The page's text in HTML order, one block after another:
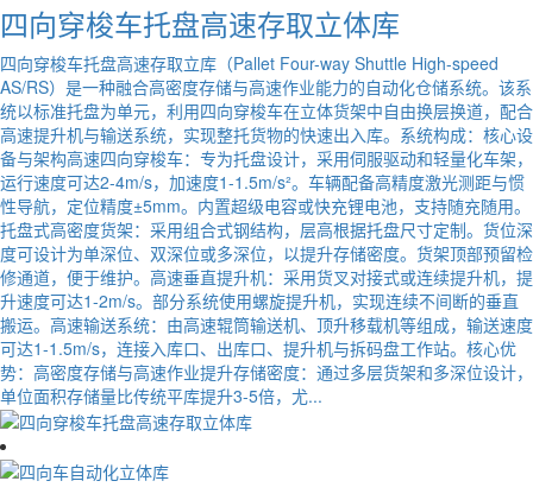
四向穿梭车托盘高速存取立体库
四向穿梭车托盘高速存取立库（Pallet Four-way Shuttle High-speed
AS/RS）是一种融合高密度存储与高速作业能力的自动化仓储系统。该系
统以标准托盘为单元，利用四向穿梭车在立体货架中自由换层换道，配合
高速提升机与输送系统，实现整托货物的快速出入库。系统构成：核心设
备与架构高速四向穿梭车：专为托盘设计，采用伺服驱动和轻量化车架，
运行速度可达2-4m/s，加速度1-1.5m/s²。车辆配备高精度激光测距与惯
性导航，定位精度±5mm。内置超级电容或快充锂电池，支持随充随用。
托盘式高密度货架：采用组合式钢结构，层高根据托盘尺寸定制。货位深
度可设计为单深位、双深位或多深位，以提升存储密度。货架顶部预留检
修通道，便于维护。高速垂直提升机：采用货叉对接式或连续提升机，提
升速度可达1-2m/s。部分系统使用螺旋提升机，实现连续不间断的垂直
搬运。高速输送系统：由高速辊筒输送机、顶升移载机等组成，输送速度
可达1-1.5m/s，连接入库口、出库口、提升机与拆码盘工作站。核心优
势：高密度存储与高速作业提升存储密度：通过多层货架和多深位设计，
单位面积存储量比传统平库提升3-5倍，尤...